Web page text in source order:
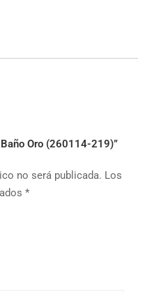
Oro (260114-219)”
no será publicada. Los
*